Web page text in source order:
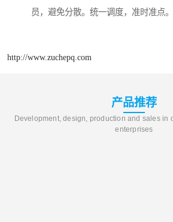
员，避免分散。统一调度，准时准点。
http://www.zuchepq.com
产品推荐
Development, design, production and sales in
enterprises